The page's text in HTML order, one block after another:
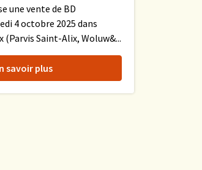
une vente de BD
4 octobre 2025 dans
Saint-Alix, Woluw&...
savoir plus